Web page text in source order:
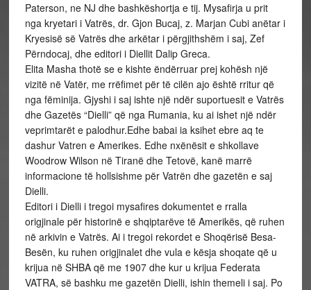
Paterson, ne NJ dhe bashkëshortja e tij. Mysafirja u prit
nga kryetari i Vatrës, dr. Gjon Bucaj, z. Marjan Cubi anëtar i
Kryesisë së Vatrës dhe arkëtar i përgjithshëm i saj, Zef
Përndocaj, dhe editori i Diellit Dalip Greca.
Elita Masha thotë se e kishte ëndërruar prej kohësh një
vizitë në Vatër, me rrëfimet për të cilën ajo është rritur që
nga fëminija. Gjyshi i saj ishte një ndër suportuesit e Vatrës
dhe Gazetës “Dielli” që nga Rumania, ku ai ishet një ndër
veprimtarët e palodhur.Edhe babai ia ksihet ebre aq te
dashur Vatren e Amerikes. Edhe nxënësit e shkollave
Woodrow Wilson në Tiranë dhe Tetovë, kanë marrë
informacione të hollsishme për Vatrën dhe gazetën e saj
Dielli.
Editori i Dielli i tregoi mysafires dokumentet e rralla
origjinale për historinë e shqiptarëve të Amerikës, që ruhen
në arkivin e Vatrës. Ai i tregoi rekordet e Shoqërisë Besa-
Besën, ku ruhen origjinalet dhe vula e kësja shoqate që u
krijua në SHBA që me 1907 dhe kur u krijua Federata
VATRA, së bashku me gazetën Dielli, ishin themeli i saj. Po